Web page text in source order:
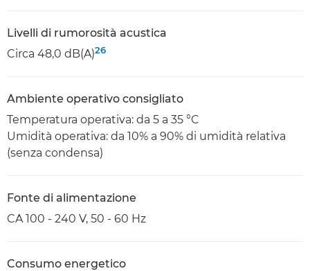
Livelli di rumorosità acustica
Circa 48,0 dB(A)26
Ambiente operativo consigliato
Temperatura operativa: da 5 a 35 °C
Umidità operativa: da 10% a 90% di umidità relativa
(senza condensa)
Fonte di alimentazione
CA 100 - 240 V, 50 - 60 Hz
Consumo energetico